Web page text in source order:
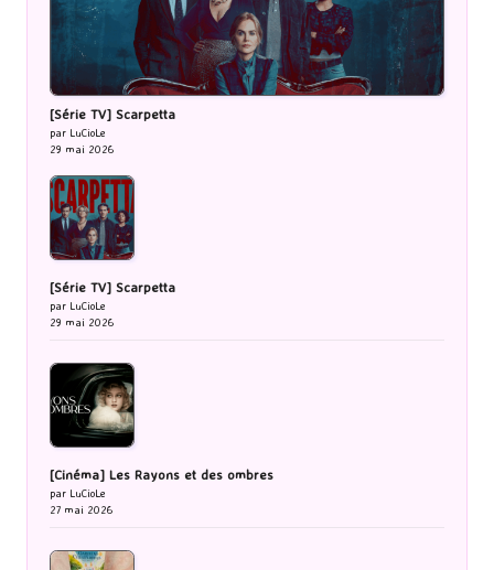
[Série TV] Scarpetta
par LuCioLe
29 mai 2026
[Série TV] Scarpetta
par LuCioLe
29 mai 2026
[Cinéma] Les Rayons et des ombres
par LuCioLe
27 mai 2026